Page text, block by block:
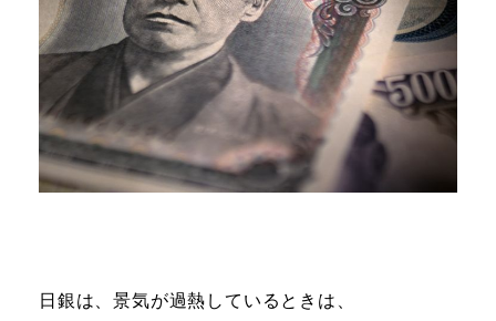
日銀は、景気が過熱しているときは、